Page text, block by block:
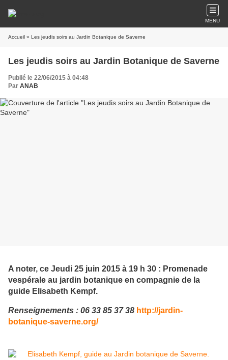
MENU
Accueil » Les jeudis soirs au Jardin Botanique de Saverne
Les jeudis soirs au Jardin Botanique de Saverne
Publié le 22/06/2015 à 04:48
Par ANAB
A noter, ce Jeudi 25 juin 2015 à 19 h 30 : Promenade
vespérale au jardin botanique en compagnie de la
guide Elisabeth Kempf.
Renseignements : 06 33 85 37 38 http://jardin-
botanique-saverne.org/